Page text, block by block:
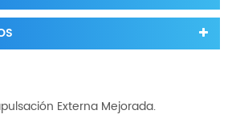
Externa Mejorada.